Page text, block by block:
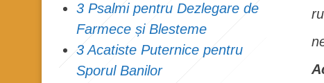
3 Psalmi pentru Dezlegare de
Farmece și Blesteme
3 Acatiste Puternice pentru
Sporul Banilor